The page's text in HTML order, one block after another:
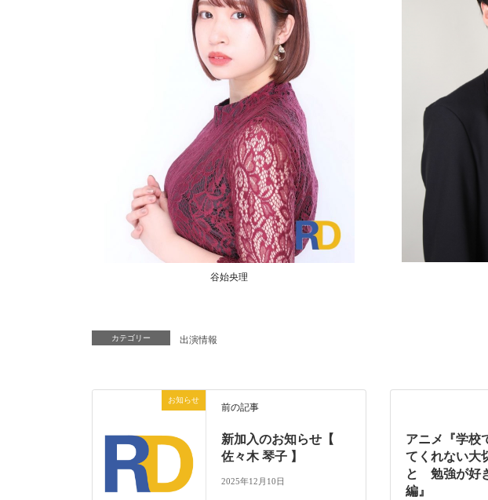
谷始央理
カテゴリー 出演情報
お知らせ
前の記事
新加入のお知らせ【
佐々木 琴子 】
2025年12月10日
アニメ『学校
てくれない大
と 勉強が好
編』